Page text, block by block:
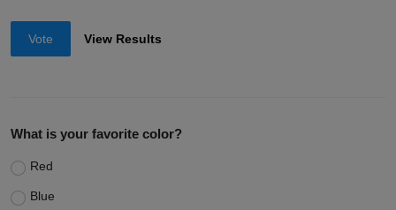
Vote View Results
What is your favorite color?
Red
Blue